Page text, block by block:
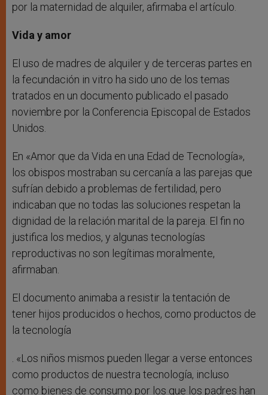
por la maternidad de alquiler, afirmaba el artículo.
Vida y amor
El uso de madres de alquiler y de terceras partes en
la fecundación in vitro ha sido uno de los temas
tratados en un documento publicado el pasado
noviembre por la Conferencia Episcopal de Estados
Unidos.
En «Amor que da Vida en una Edad de Tecnología»,
los obispos mostraban su cercanía a las parejas que
sufrían debido a problemas de fertilidad, pero
indicaban que no todas las soluciones respetan la
dignidad de la relación marital de la pareja. El fin no
justifica los medios, y algunas tecnologías
reproductivas no son legítimas moralmente,
afirmaban.
El documento animaba a resistir la tentación de
tener hijos producidos o hechos, como productos de
la tecnología
. «Los niños mismos pueden llegar a verse entonces
como productos de nuestra tecnología, incluso
como bienes de consumo por los que los padres han